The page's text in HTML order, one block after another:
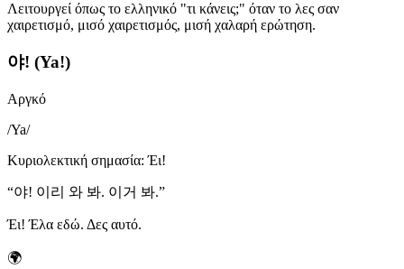
Λειτουργεί όπως το ελληνικό "τι κάνεις;" όταν το λες σαν
χαιρετισμό, μισό χαιρετισμός, μισή χαλαρή ερώτηση.
야! (Ya!)
Αργκό
/Ya/
Κυριολεκτική σημασία: Έι!
“야! 이리 와 봐. 이거 봐.”
Έι! Έλα εδώ. Δες αυτό.
🌍